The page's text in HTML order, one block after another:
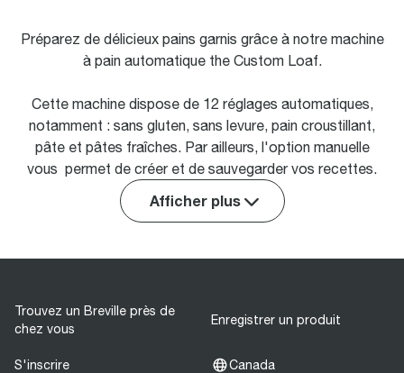
Préparez de délicieux pains garnis grâce à notre machine
à pain automatique the Custom Loaf.
Cette machine dispose de 12 réglages automatiques,
notamment : sans gluten, sans levure, pain croustillant,
pâte et pâtes fraîches. Par ailleurs, l'option manuelle
vous permet de créer et de sauvegarder vos recettes.
Afficher plus
Trouvez un Breville près de
chez vous
Enregistrer un produit
S'inscrire Canada